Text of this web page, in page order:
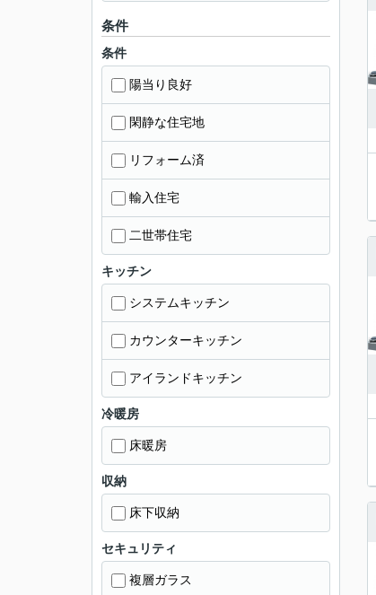
条件
条件
陽当り良好
閑静な住宅地
リフォーム済
輸入住宅
二世帯住宅
キッチン
システムキッチン
カウンターキッチン
アイランドキッチン
冷暖房
床暖房
収納
床下収納
セキュリティ
複層ガラス